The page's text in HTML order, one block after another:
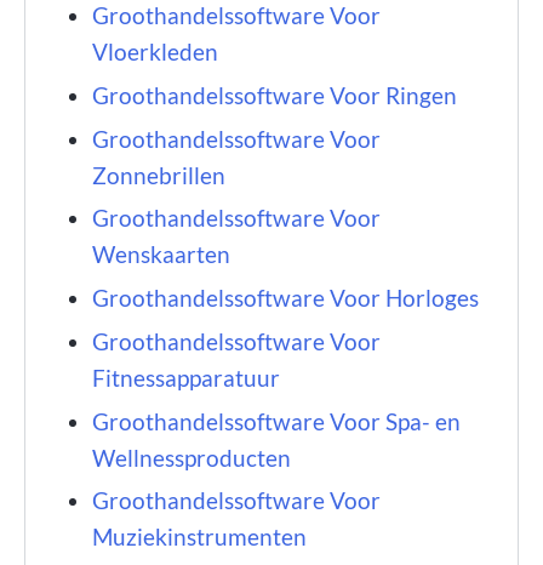
Groothandelssoftware Voor
Vloerkleden
Groothandelssoftware Voor Ringen
Groothandelssoftware Voor
Zonnebrillen
Groothandelssoftware Voor
Wenskaarten
Groothandelssoftware Voor Horloges
Groothandelssoftware Voor
Fitnessapparatuur
Groothandelssoftware Voor Spa- en
Wellnessproducten
Groothandelssoftware Voor
Muziekinstrumenten